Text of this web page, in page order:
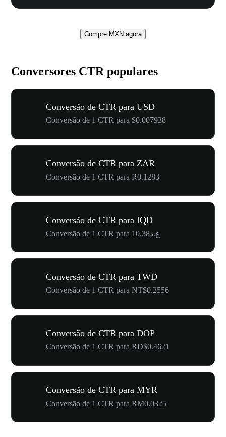
Compre MXN agora
Conversores CTR populares
Conversão de CTR para USD
Conversão de 1 CTR para $0.007938
Conversão de CTR para ZAR
Conversão de 1 CTR para R0.1283
Conversão de CTR para IQD
Conversão de 1 CTR para ع.د10.38
Conversão de CTR para TWD
Conversão de 1 CTR para NT$0.2556
Conversão de CTR para DOP
Conversão de 1 CTR para RD$0.4621
Conversão de CTR para MYR
Conversão de 1 CTR para RM0.0325